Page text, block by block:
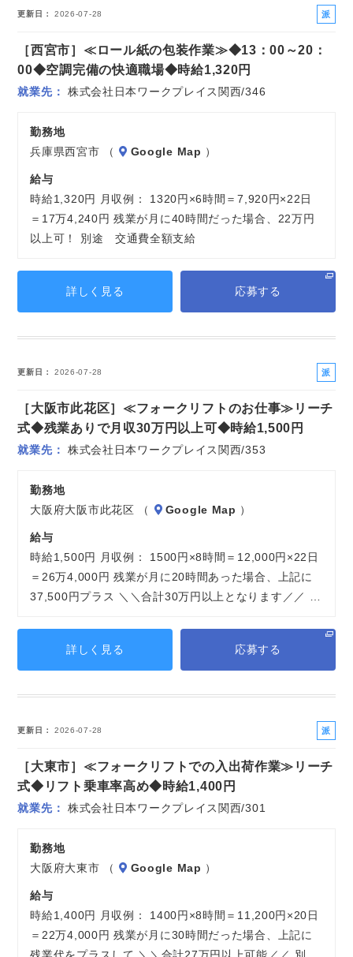
更新日 2026-07-28
派
［西宮市］≪ロール紙の包装作業≫◆13：00～20：
00◆空調完備の快適職場◆時給1,320円
就業先 株式会社日本ワークプレイス関西/346
勤務地
兵庫県西宮市 （
Google Map ）
給与
時給1,320円 月収例： 1320円×6時間＝7,920円×22日
＝17万4,240円 残業が月に40時間だった場合、22万円
以上可！ 別途 交通費全額支給
詳しく見る 応募する
更新日 2026-07-28
派
社
［大阪市此花区］≪フォークリフトのお仕事≫リーチ
式◆残業ありで月収30万円以上可◆時給1,500円
就業先 株式会社日本ワークプレイス関西/353
勤務地
大阪府大阪市此花区 （
Google Map ）
給与
時給1,500円 月収例： 1500円×8時間＝12,000円×22日
＝26万4,000円 残業が月に20時間あった場合、上記に
37,500円プラス ＼＼合計30万円以上となります／／ …
詳しく見る 応募する
更新日 2026-07-28
派
社
［大東市］≪フォークリフトでの入出荷作業≫リーチ
式◆リフト乗車率高め◆時給1,400円
就業先 株式会社日本ワークプレイス関西/301
勤務地
大阪府大東市 （
Google Map ）
給与
時給1,400円 月収例： 1400円×8時間＝11,200円×20日
＝22万4,000円 残業が月に30時間だった場合、上記に